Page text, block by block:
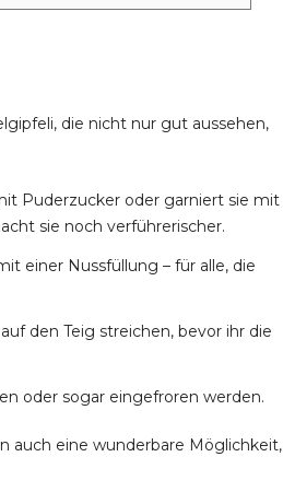
die nicht nur gut aussehen,
Puderzucker oder garniert sie mit
sie noch verführerischer.
einer Nussfüllung – für alle, die
den Teig streichen, bevor ihr die
oder sogar eingefroren werden.
auch eine wunderbare Möglichkeit,